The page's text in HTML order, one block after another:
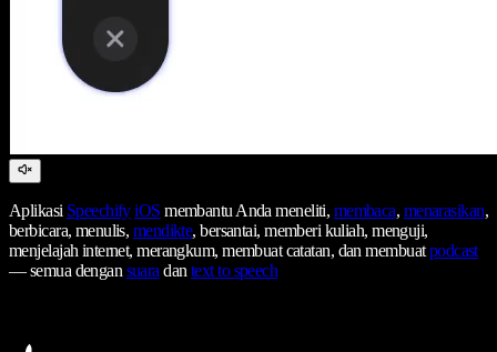
Aplikasi Speechify iOS membantu Anda meneliti, membaca, menarasikan,
berbicara, menulis, mendikte, bersantai, memberi kuliah, menguji,
menjelajah internet, merangkum, membuat catatan, dan membuatpodcast
— semua dengansuaradantext to speech